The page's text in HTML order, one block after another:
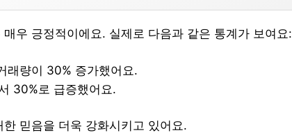
우 긍정적이에요. 실제로 다음과 같은 통계가 보여요:
래량이 30% 증가했어요.
30%로 급증했어요.
믿음을 더욱 강화시키고 있어요.